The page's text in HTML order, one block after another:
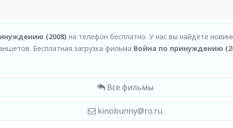
(2008) на телефон бесплатно. У нас вы найдете
Бесплатная загрузка фильма Война по принуждению
Все фильмы
kinobunny@ro.ru